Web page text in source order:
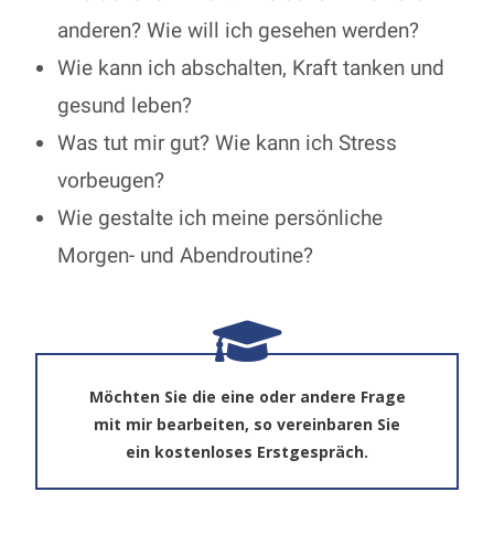
anderen? Wie will ich gesehen werden?
Wie kann ich abschalten, Kraft tanken und
gesund leben?
Was tut mir gut? Wie kann ich Stress
vorbeugen?
Wie gestalte ich meine persönliche
Morgen- und Abendroutine?
Möchten Sie die eine oder andere Frage
mit mir bearbeiten, so vereinbaren Sie
ein kostenloses Erstgespräch.